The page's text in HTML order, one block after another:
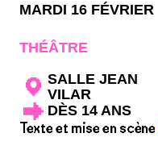
MARDI 16 FÉVRIER
THÉÂTRE
SALLE JEAN
VILAR
DÈS 14 ANS
Texte et mise en scène